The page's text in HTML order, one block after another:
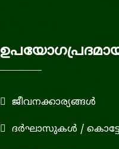
ജീവനക്കാര്യങ്ങള്‍
ദര്‍ഘാസുകള്‍ /